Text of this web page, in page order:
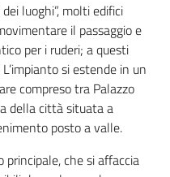
luoghi”, molti edifici
il passaggio e
per i ruderi; a questi
L’impianto si estende in un
compreso tra Palazzo
della città situata a
posto a valle.
principale, che si affaccia